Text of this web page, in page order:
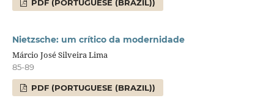
PDF (PORTUGUESE (BRAZIL))
Nietzsche: um crítico da modernidade
Márcio José Silveira Lima
85-89
PDF (PORTUGUESE (BRAZIL))